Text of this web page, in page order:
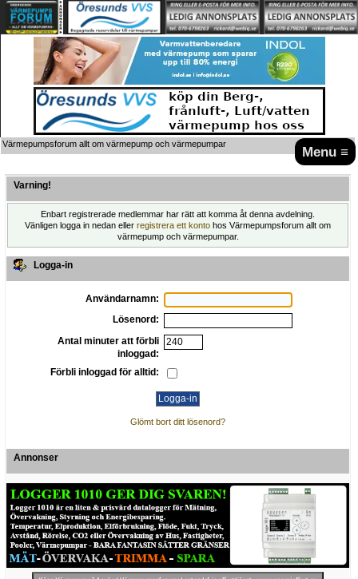
Menu ≡
Värmepumpsforum allt om värmepump och värmepumpar
Varning!
Enbart registrerade medlemmar har rätt att komma åt denna avdelning.
Vänligen logga in nedan eller registrera ett konto hos Värmepumpsforum allt om
värmepump och värmepumpar.
Logga-in
Användarnamn:
Lösenord:
Antal minuter att förbli
inloggad:
Förbli inloggad för alltid:
Glömt bort ditt lösenord?
Annonser